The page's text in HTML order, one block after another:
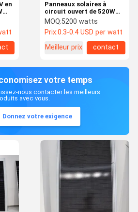
en
Panneaux solaires à
circuit ouvert de 520W
BIPV Voltage 48,65V
Panneaux solaires de
toiture en acier couleur
MOQ:5200 watts
Prix:0.3-0.4 USD per watt
Meilleur prix
contact
votre temps
nous contacter les meilleurs
avec vous.
Donnez votre exigence